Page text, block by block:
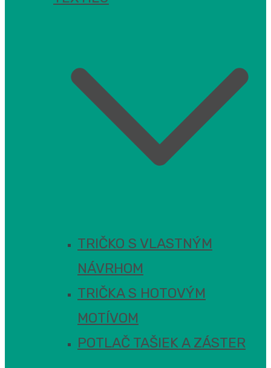
TRIČKO S VLASTNÝM
NÁVRHOM
TRIČKA S HOTOVÝM
MOTÍVOM
POTLAČ TAŠIEK A ZÁSTER